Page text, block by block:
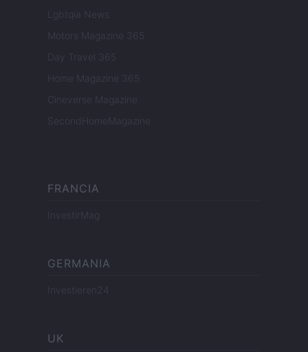
Lgbtqia News
Motors Magazine 365
Day Travel 365
Home Magazine 365
Cineverse Magazine
SecondHomeMagazine
FRANCIA
InvestirMag
GERMANIA
Investieren24
UK